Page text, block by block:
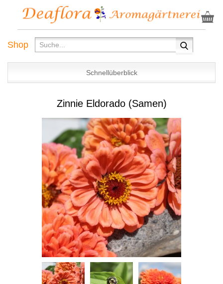
Shop
Schnellüberblick
Zinnie Eldorado (Samen)